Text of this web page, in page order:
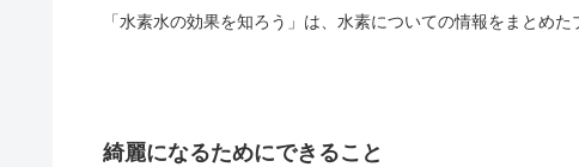
「水素水の効果を知ろう」は、水素についての情報をまとめ
綺麗になるためにできること